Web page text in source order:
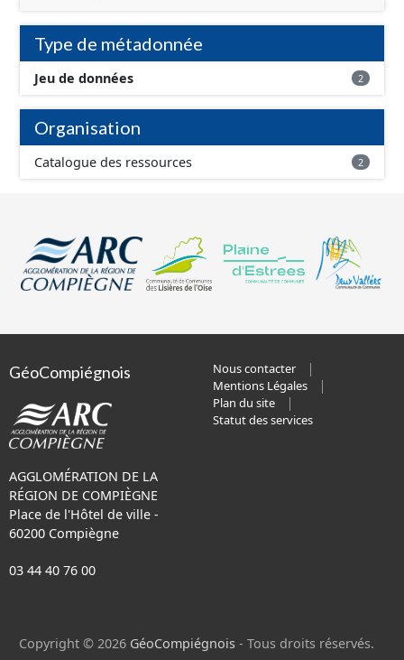
Type de métadonnée
Jeu de données 2
Organisation
Catalogue des ressources 2
GéoCompiégnois
AGGLOMÉRATION DE LA
RÉGION DE COMPIÈGNE
Place de l'Hôtel de ville -
60200 Compiègne
03 44 40 76 00
Nous contacter
Mentions Légales
Plan du site
Statut des services
Copyright © 2026 GéoCompiégnois - Tous droits réservés.